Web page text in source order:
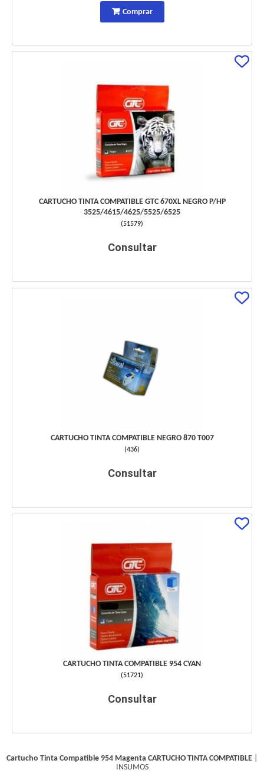
Comprar
CARTUCHO TINTA COMPATIBLE GTC 670XL NEGRO P/HP
3525/4615/4625/5525/6525
(51579)
Consultar
CARTUCHO TINTA COMPATIBLE NEGRO 870 T007
(436)
Consultar
CARTUCHO TINTA COMPATIBLE 954 CYAN
(51721)
Consultar
Cartucho Tinta Compatible 954 Magenta CARTUCHO TINTA COMPATIBLE
INSUMOS